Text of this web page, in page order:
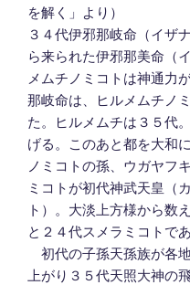
を解く」より）
３４代伊邪那岐命（イザ
ら来られた伊邪那美命（
メムチノミコトは神通力
那岐命は、ヒルメムチノ
た。ヒルメムチは３５代
げる。このあと都を大和
ノミコトの孫、ウガヤフ
ミコトが初代神武天皇（
ト）。大淡上方様から数
と２４代スメラミコトであ
初代の子孫天孫族が各
上がり３５代天照大神の